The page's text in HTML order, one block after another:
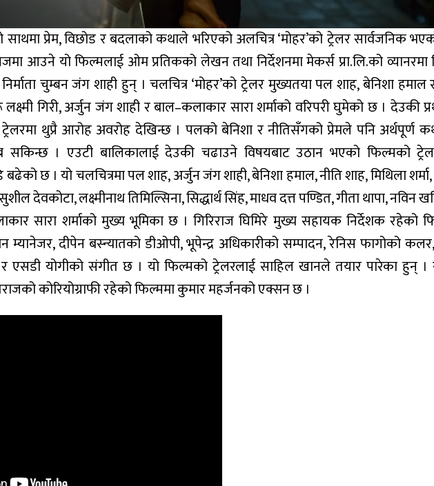
प्रेम, विछोड र बदलाको कथाले भरिएको अलचित्र ‘मोहर’को ट्रेलर सार्वजनिक
आउने यो फिल्मलाई ओम प्रतिकको लेखन तथा निर्देशनमा मेकर्स प्रा.लि.को व्यानरमा
चुम्बन जंग शाही हुन् । चलचित्र ‘मोहर’को ट्रेलर मुख्यतया पल शाह, बेनिशा हमाल
गिरी, अर्जुन जंग शाही र बाल–कलाकार सारा शर्माको वरिपरी घुमेको छ । देउकी
थुप्रै आरोह अवरोह देखिन्छ । पलको बेनिशा र नीतिसँगको प्रेमले पनि अर्थपूर्ण
सकिन्छ । एउटी बालिकालाई देउकी चढाउने विषयबाट उठान भएको फिल्मको
छ । यो चलचित्रमा पल शाह, अर्जुन जंग शाही, बेनिशा हमाल, नीति शाह, मिथिला शर्मा,
देवकोटा, लक्ष्मीनाथ तिमिल्सिना, सिद्धार्थ सिंह, माधव दत्त पण्डित, गीता थापा, नविन
सारा शर्माको मुख्य भूमिका छ । गिरिराज घिमिरे मुख्य सहायक निर्देशक रहेको
म्यानेजर, दीपेन बस्न्यातको डीओपी, भूपेन्द्र अधिकारीको सम्पादन, रेनिस फागोको
र एसडी योगीको संगीत छ । यो फिल्मको ट्रेलरलाई साहिल खानले तयार पारेका हुन् ।
कोरियोग्राफी रहेको फिल्ममा कुमार महर्जनको एक्सन छ ।